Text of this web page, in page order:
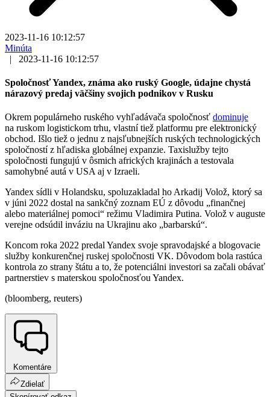
2023-11-16 10:12:57
Minúta
|
2023-11-16 10:12:57
Spoločnosť Yandex, známa ako ruský Google, údajne chystá
nárazový predaj väčšiny svojich podnikov v Rusku
Okrem populárneho ruského vyhľadávača spoločnosť dominuje
na ruskom logistickom trhu, vlastní tiež platformu pre elektronický
obchod. Išlo tiež o jednu z najsľubnejších ruských technologických
spoločností z hľadiska globálnej expanzie. Taxislužby tejto
spoločnosti fungujú v ôsmich afrických krajinách a testovala
samohybné autá v USA aj v Izraeli.
Yandex sídli v Holandsku, spoluzakladal ho Arkadij Volož, ktorý sa
v júni 2022 dostal na sankčný zoznam EÚ z dôvodu „finančnej
alebo materiálnej pomoci“ režimu Vladimira Putina. Volož v auguste
verejne odsúdil inváziu na Ukrajinu ako „barbarskú“.
Koncom roka 2022 predal Yandex svoje spravodajské a blogovacie
služby konkurenčnej ruskej spoločnosti VK. Dôvodom bola rastúca
kontrola zo strany štátu a to, že potenciálni investori sa začali obávať
partnerstiev s materskou spoločnosťou Yandex.
(bloomberg, reuters)
Komentáre
Zdielať